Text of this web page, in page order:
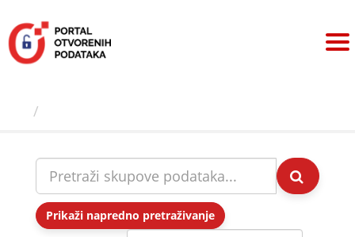
sadržaj
Prikaži napredno pretraživanje